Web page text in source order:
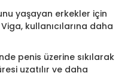
yaşayan erkekler için
kullanıcılarına daha
penis üzerine sıkılarak
uzatılır ve daha